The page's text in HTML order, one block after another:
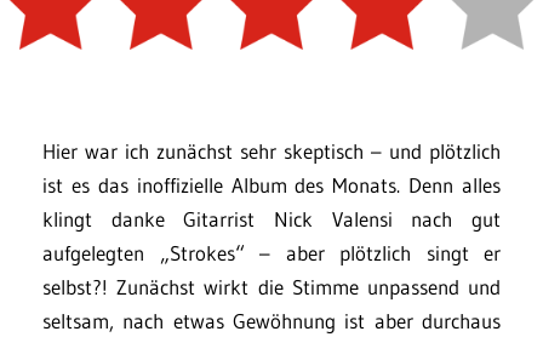
Hier war ich zunächst sehr skeptisch – und plötzlich
ist es das inoffizielle Album des Monats. Denn alles
klingt danke Gitarrist Nick Valensi nach gut
aufgelegten „Strokes“ – aber plötzlich singt er
selbst?! Zunächst wirkt die Stimme unpassend und
seltsam, nach etwas Gewöhnung ist aber durchaus